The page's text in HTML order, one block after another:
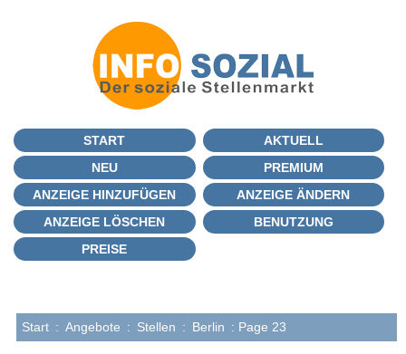
START
AKTUELL
NEU
PREMIUM
ANZEIGE HINZUFÜGEN
ANZEIGE ÄNDERN
ANZEIGE LÖSCHEN
BENUTZUNG
PREISE
Start : Angebote : Stellen : Berlin : Page 23